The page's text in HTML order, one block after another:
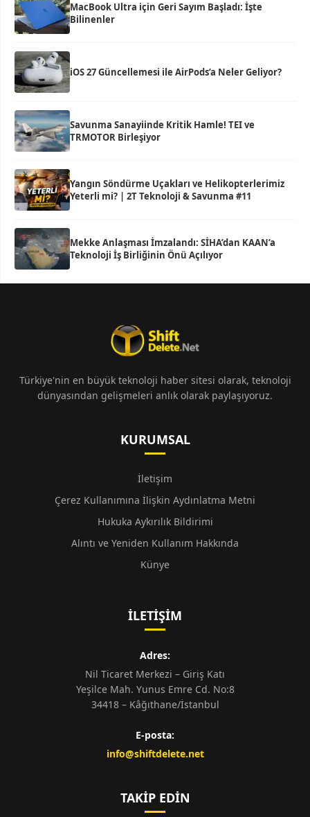
MacBook Ultra için Geri Sayım Başladı: İşte
Bilinenler
iOS 27 Güncellemesi ile AirPods’a Neler Geliyor?
Savunma Sanayiinde Kritik Hamle! TEI ve
TRMOTOR Birleşiyor
Yangın Söndürme Uçakları ve Helikopterlerimiz
Yeterli mi? | 2T Teknoloji & Savunma #11
Mekke Anlaşması İmzalandı: SİHA’dan KAAN’a
Teknoloji İş Birliğinin Önü Açılıyor
Türkiye'nin en büyük teknoloji haber sitesi olarak, teknoloji
dünyasından gelişmeleri anlık olarak paylaşıyoruz.
KURUMSAL
İletişim
Çerez Kullanımına İlişkin Aydınlatma Metni
Hukuka Aykırılık Bildirimi
Alıntı ve Yeniden Kullanım Hakkında
Künye
İLETIŞIM
Adres:
Nil Ticaret Merkezi – Giriş Katı
Yeşilce Mah. Yunus Emre Cd. No:8
34418 – Kâğıthane/İstanbul
E-posta:
info@shiftdelete.net
TAKIP EDIN